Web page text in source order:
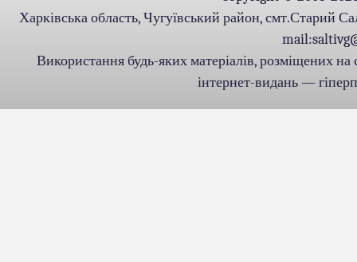
Харківська область, Чугуївський район, смт.Старий
Використання будь-яких матеріалів, розміщених
інтернет-видань —